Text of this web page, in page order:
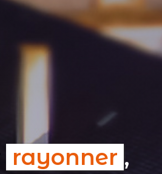
rayonner ,